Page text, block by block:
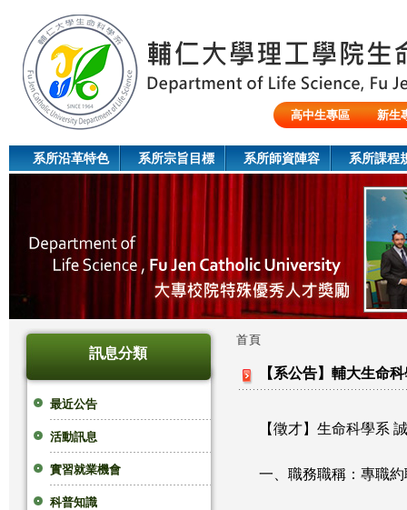
高中生專區
新生
系所沿革特色 系所宗旨目標 系所師資陣容 系所課程
訊息分類
最近公告
活動訊息
實習就業機會
科普知識
您
首頁
【系公告】輔大生命
【徵才】生命科學系
一、職務職稱：專職